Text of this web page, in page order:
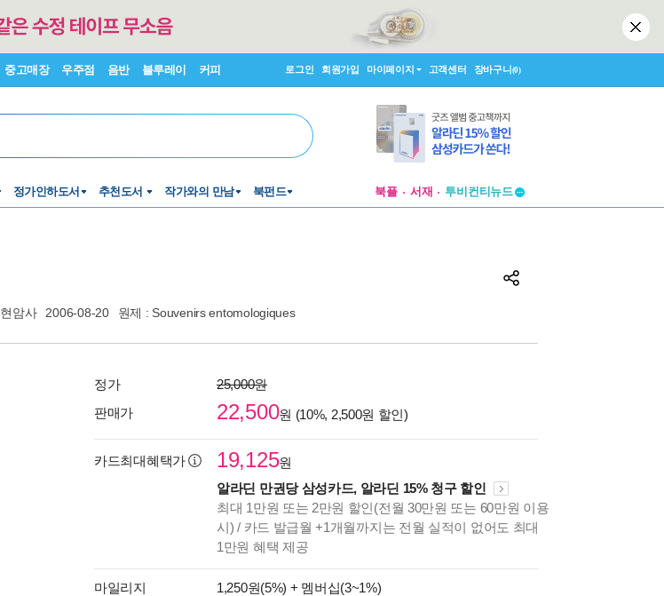
중고매장 우주점 음반 블루레이 커피 로그인 회원가입 마이페이지 고객센터 장바구니(0)
정가인하도서 추천도서 작가와의 만남 북펀드 북플 서재
투비컨티뉴드
현암사 2006-08-20 원제 : Souvenirs entomologiques
정가
25,000원
판매가
22,500원 (10%, 2,500원 할인)
카드최대혜택가 19,125원
알라딘 만권당 삼성카드, 알라딘 15% 청구 할인
최대 1만원 또는 2만원 할인(전월 30만원 또는 60만원 이용
시) / 카드 발급월 +1개월까지는 전월 실적이 없어도 최대
1만원 혜택 제공
마일리지 1,250원(5%) + 멤버십(3~1%)